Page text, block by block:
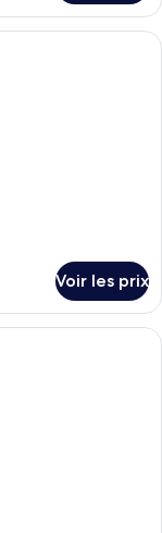
privée | Literie
Voir les prix
à coucher avec un lit,